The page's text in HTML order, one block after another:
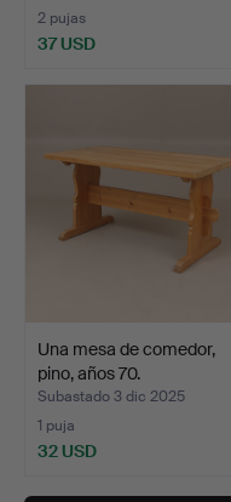
2 pujas
37 USD
Una mesa de comedor,
pino, años 70.
Subastado 3 dic 2025
1 puja
32 USD